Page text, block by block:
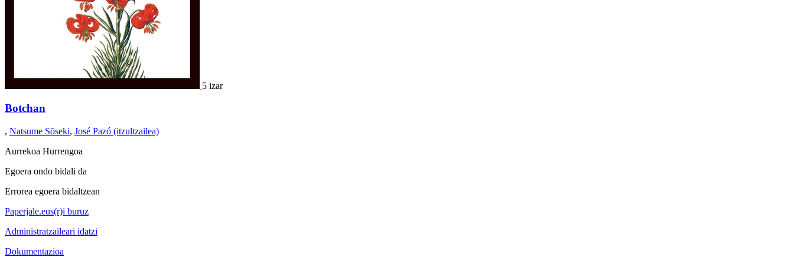
5 izar
Botchan
, Natsume Sōseki, José Pazó (itzultzailea)
Aurrekoa Hurrengoa
Egoera ondo bidali da
Errorea egoera bidaltzean
Paperjale.eus(r)i buruz
Administratzaileari idatzi
Dokumentazioa